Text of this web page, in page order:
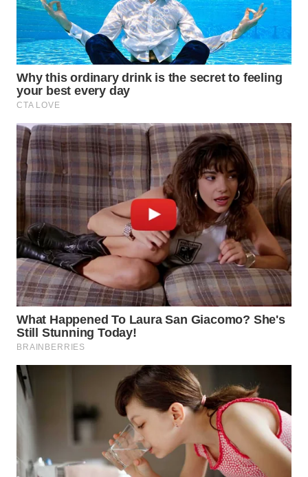
SURABAYA
WN
NATUNA
WN
BINTAN
WN
MANDALIKA
WN
LIKUPANG
WN
LABUANBAJO
WN
BORNEO
Wahana
Media
Group
WAHANA
TANI